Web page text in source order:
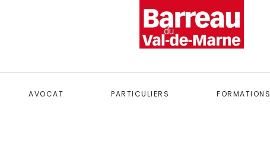
AVOCAT PARTICULIERS FORMATIONS